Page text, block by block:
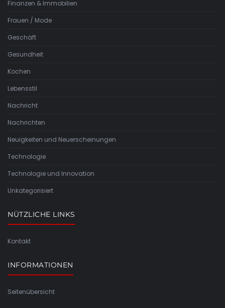
Finanzen & Immobilien
Frauen / Mode
Geschäft
Gesundheit
Kochen
Lebensstil
Nachricht
Nachrichten
Neuigkeiten und Neuerscheinungen
Technologie
Technologie und Innovation
Unkategorisiert
NÜTZLICHE LINKS
Kontakt
INFORMATIONEN
Seitenübersicht